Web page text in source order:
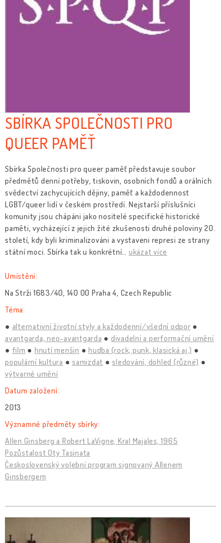
SBÍRKA SPOLEČNOSTI PRO
QUEER PAMĚŤ
Sbírka Společnosti pro queer paměť představuje soubor
předmětů denní potřeby, tiskovin, osobních fondů a orálních
svědectví zachycujících dějiny, paměť a každodennost
LGBT/queer lidí v českém prostředí. Nejstarší příslušníci
komunity jsou chápáni jako nositelé specifické historické
paměti, vycházející z jejich žité zkušenosti druhé poloviny 20.
století, kdy byli kriminalizováni a vystaveni represi ze strany
státní moci. Sbírka tak u konkrétní… ukázat více
Umístění:
Na Strži 1683/40, 140 00 Praha 4, Czech Republic
Téma:
alternativní životní styly a každodenní/všední odpor
avantgarda, neo-avantgarda
divadelní a performační umění
film
hnutí menšin
hudba (rock, punk, klasická aj.)
populární kultura
samizdat
sledování, dohled (různé)
výtvarné umění
Datum založení:
2013
Významné předměty sbírky:
Allen Ginsberg a Robert LaVigne, Kral Majales, 1965
Pozůstalost Oty Tasinata
Československý volební program signovaný Allenem
Ginsbergem